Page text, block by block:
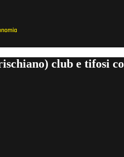
rischiano) club e